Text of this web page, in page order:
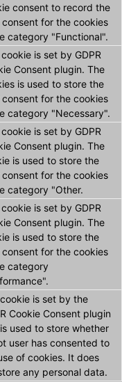
consent to record the
consent for the cookies
category "Functional".
is set by GDPR
Consent plugin. The
is used to store the
consent for the cookies
category "Necessary".
is set by GDPR
Consent plugin. The
is used to store the
consent for the cookies
category "Other.
is set by GDPR
Consent plugin. The
is used to store the
consent for the cookies
category
is set by the
Cookie Consent plugin
used to store whether
user has consented to
of cookies. It does
any personal data.